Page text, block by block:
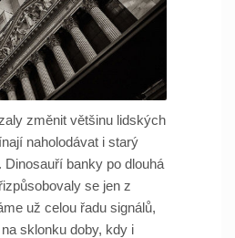
změnit většinu lidských
naholodávat i starý
banky po dlouhá
se jen z
už celou řadu signálů,
sklonku doby, kdy i